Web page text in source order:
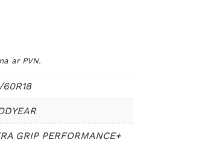
ar PVN.
60R18
GRIP PERFORMANCE+